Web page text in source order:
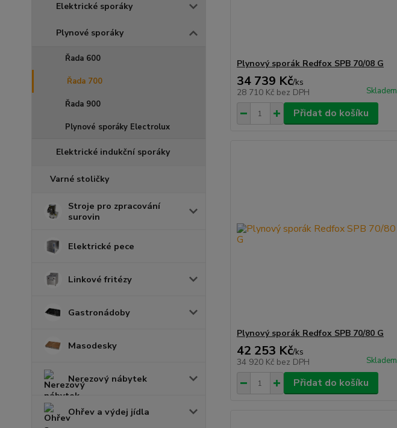
Elektrické sporáky
Plynové sporáky
Řada 600
Řada 700
Řada 900
Plynové sporáky Electrolux
Elektrické indukční sporáky
Varné stoličky
Stroje pro zpracování
surovin
Elektrické pece
Linkové fritézy
Gastronádoby
Masodesky
Nerezový nábytek
Ohřev a výdej jídla
Plynový sporák Redfox SPB 70/08 G
34 739 Kč/ks
28 710 Kč bez DPH Skladem
Přidat do košíku
Plynový sporák Redfox SPB 70/80 G
42 253 Kč/ks
34 920 Kč bez DPH Skladem
Přidat do košíku